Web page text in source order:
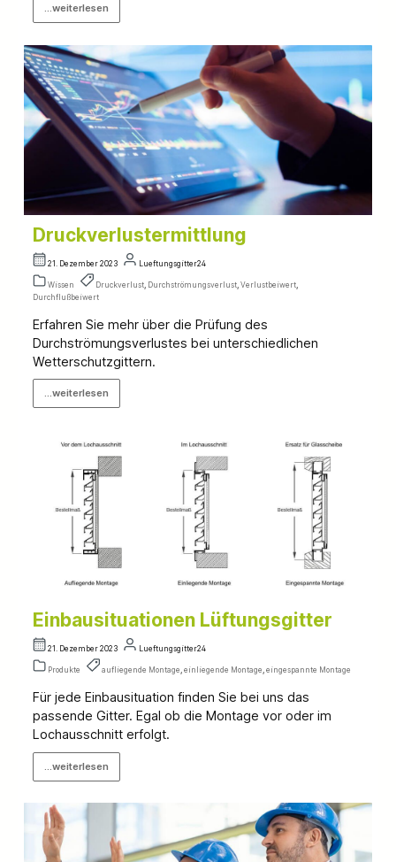
...weiterlesen
Druckverlustermittlung
21. Dezember 2023 Lueftungsgitter24
Wissen Druckverlust, Durchströmungsverlust, Verlustbeiwert,
Durchflußbeiwert
Erfahren Sie mehr über die Prüfung des
Durchströmungsverlustes bei unterschiedlichen
Wetterschutzgittern.
...weiterlesen
Einbausituationen Lüftungsgitter
21. Dezember 2023 Lueftungsgitter24
Produkte aufliegende Montage , einliegende Montage , eingespannte Montage
Für jede Einbausituation finden Sie bei uns das
passende Gitter. Egal ob die Montage vor oder im
Lochausschnitt erfolgt.
...weiterlesen